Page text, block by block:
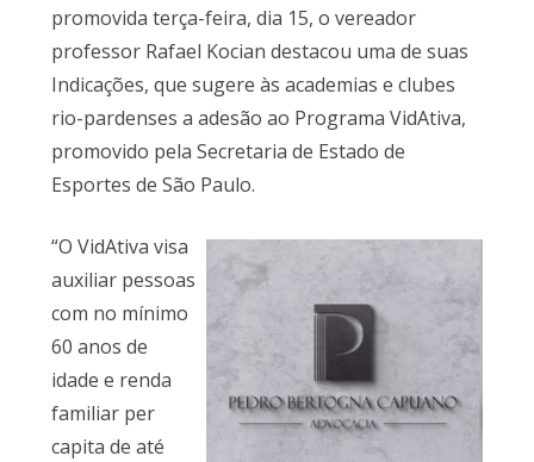
promovida terça-feira, dia 15, o vereador
professor Rafael Kocian destacou uma de suas
Indicações, que sugere às academias e clubes
rio-pardenses a adesão ao Programa VidAtiva,
promovido pela Secretaria de Estado de
Esportes de São Paulo.
“O VidAtiva visa
auxiliar pessoas
com no mínimo
60 anos de
idade e renda
familiar per
capita de até